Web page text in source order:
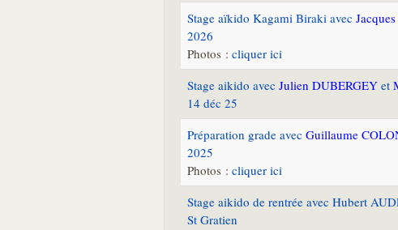
Stage aïkido Kagami Biraki avec
2026
Photos : cliquer ici
Stage aikido avec Julien DUBERGEY et
14 déc 25
Préparation grade avec Guillaume
2025
Photos : cliquer ici
Stage aikido de rentrée avec Hubert
St Gratien